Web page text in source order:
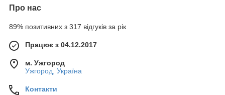
Про нас
89% позитивних з 317 відгуків за рік
Працює з 04.12.2017
м. Ужгород
Ужгород, Україна
Контакти